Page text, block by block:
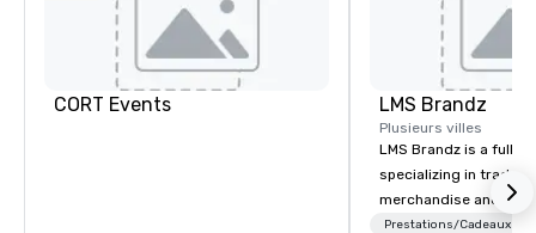
CORT Events LMS Brandz
Plusieurs villes
LMS Brandz is a full-
specializing in trade
merchandise and
booth giveaways and
Prestations/Cadeaux